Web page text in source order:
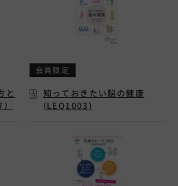
ケンビ患者向け資材
デエビゴ患者向け資材
ィコンパ患者向け資材
と
会員限定
知っておきたい脳の健康
(LEQ1003)